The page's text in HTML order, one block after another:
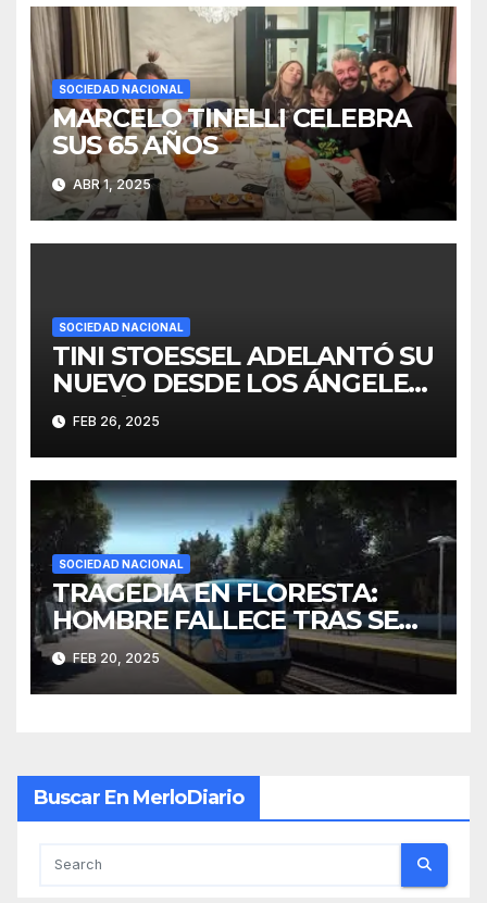
SOCIEDAD NACIONAL
MARCELO TINELLI CELEBRA
SUS 65 AÑOS
ABR 1, 2025
SOCIEDAD NACIONAL
TINI STOESSEL ADELANTÓ SU
NUEVO DESDE LOS ÁNGELES:
“ESTÁ CASI LISTO”
FEB 26, 2025
SOCIEDAD NACIONAL
TRAGEDIA EN FLORESTA:
HOMBRE FALLECE TRAS SER
ATROPELLADO POR UN
TREN
FEB 20, 2025
Buscar En MerloDiario